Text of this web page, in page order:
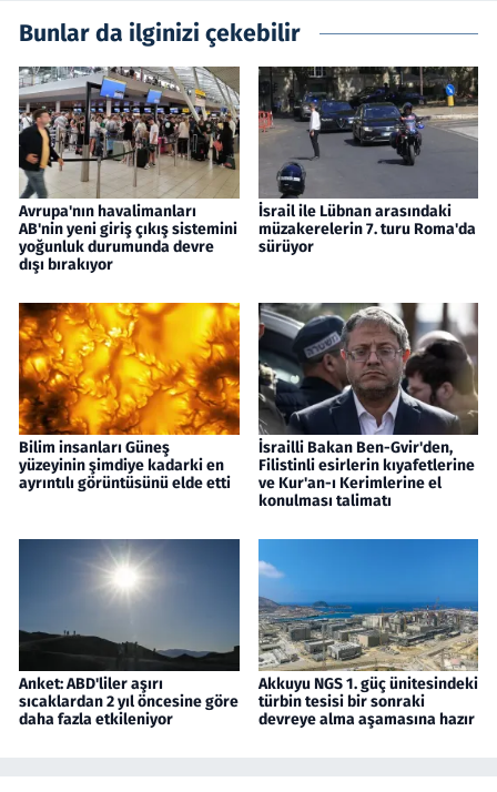
Bunlar da ilginizi çekebilir
Avrupa'nın havalimanları
AB'nin yeni giriş çıkış sistemini
yoğunluk durumunda devre
dışı bırakıyor
İsrail ile Lübnan arasındaki
müzakerelerin 7. turu Roma'da
sürüyor
Bilim insanları Güneş
yüzeyinin şimdiye kadarki en
ayrıntılı görüntüsünü elde etti
İsrailli Bakan Ben-Gvir'den,
Filistinli esirlerin kıyafetlerine
ve Kur'an-ı Kerimlerine el
konulması talimatı
Anket: ABD'liler aşırı
sıcaklardan 2 yıl öncesine göre
daha fazla etkileniyor
Akkuyu NGS 1. güç ünitesindeki
türbin tesisi bir sonraki
devreye alma aşamasına hazır